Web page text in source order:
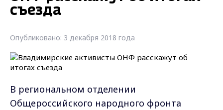
съезда
Опубликовано: 3 декабря 2018 года
В региональном отделении
Общероссийского народного фронта